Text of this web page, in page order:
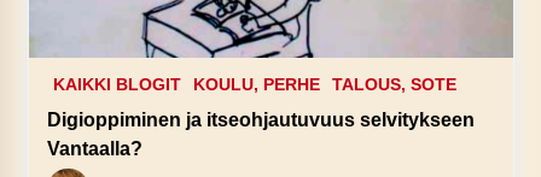
KAIKKI BLOGIT KOULU, PERHE TALOUS, SOTE
Digioppiminen ja itseohjautuvuus selvitykseen
Vantaalla?